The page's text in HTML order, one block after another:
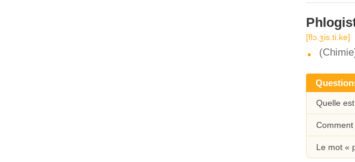
[flɔ.ʒis.ti.ke]
Quelle
Le mot «